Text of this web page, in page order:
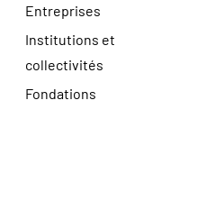
Entreprises
Institutions et
collectivités
Fondations